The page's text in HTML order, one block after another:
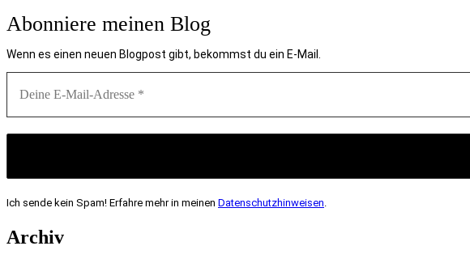
Abonniere meinen Blog
Wenn es einen neuen Blogpost gibt, bekommst du ein E-Mail.
Ich sende kein Spam! Erfahre mehr in meinen Datenschutzhinweisen
Archiv